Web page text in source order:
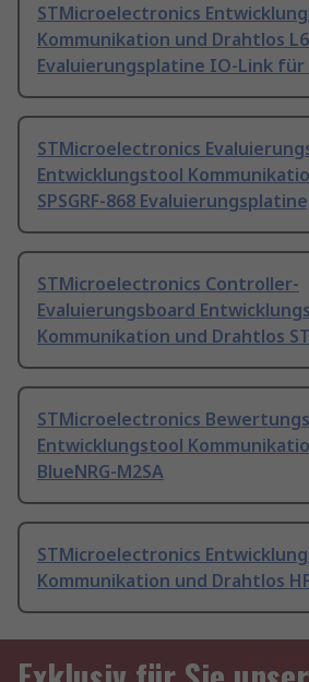
STMicroelectronics
Kommunikation und Drahtlos
Evaluierungsplatine IO-Link für
STMicroelectronics
Entwicklungstool
SPSGRF-868
STMicroelectronics Controller-
Evaluierungsboard
Kommunikation und Drahtlos
STMicroelectronics
Entwicklungstool
BlueNRG-M2SA
STMicroelectronics
Kommunikation und Drahtlos